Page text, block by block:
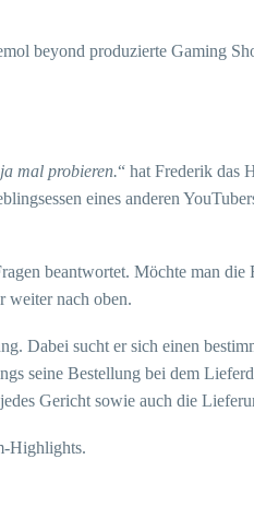
beyond produzierte Gaming
mal probieren.“ hat Frederik das
eines anderen
beantwortet. Möchte man
weiter nach oben.
Dabei sucht er sich einen
seine Bestellung bei dem
Gericht sowie auch die
Highlights.